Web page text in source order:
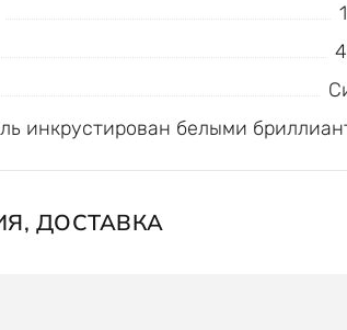
инкрустирован белыми
ДОСТАВКА